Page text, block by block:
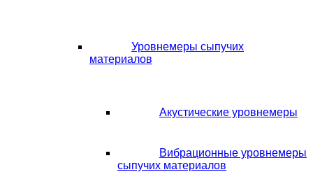
Уровнемеры сыпучих
материалов
Акустические уровнемеры
Вибрационные уровнемеры
сыпучих материалов